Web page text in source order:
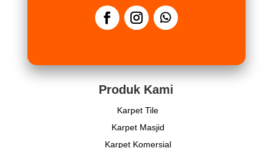
Produk Kami
Karpet Tile
Karpet Masjid
Karpet Komersial